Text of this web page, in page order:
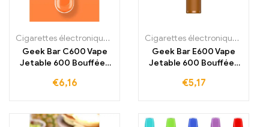
Cigarettes électroniques jetables ,Cigarettes électroniques
Geek Bar C600 Vape
Jetable 600 Bouffées
€6,16
Cigarettes électroniques jetables
Geek Bar E600 Vape
Jetable 600 Bouffées
€5,17